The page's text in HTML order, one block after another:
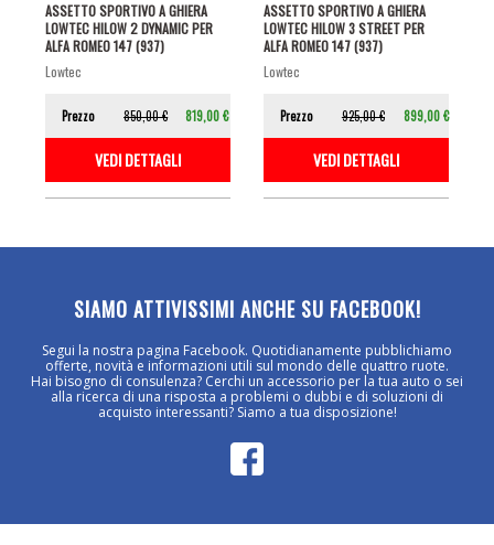
ASSETTO SPORTIVO A GHIERA
LOWTEC HILOW 2 DYNAMIC PER
ALFA ROMEO 147 (937)
lowtec
Prezzo 850,00 € 819,00 €
VEDI DETTAGLI
ASSETTO SPORTIVO A GHIERA
LOWTEC HILOW 3 STREET PER
ALFA ROMEO 147 (937)
lowtec
Prezzo 925,00 € 899,00 €
VEDI DETTAGLI
SIAMO ATTIVISSIMI ANCHE SU FACEBOOK!
Segui la nostra pagina Facebook. Quotidianamente pubblichiamo
offerte, novità e informazioni utili sul mondo delle quattro ruote.
Hai bisogno di consulenza? Cerchi un accessorio per la tua auto o sei
alla ricerca di una risposta a problemi o dubbi e di soluzioni di
acquisto interessanti? Siamo a tua disposizione!